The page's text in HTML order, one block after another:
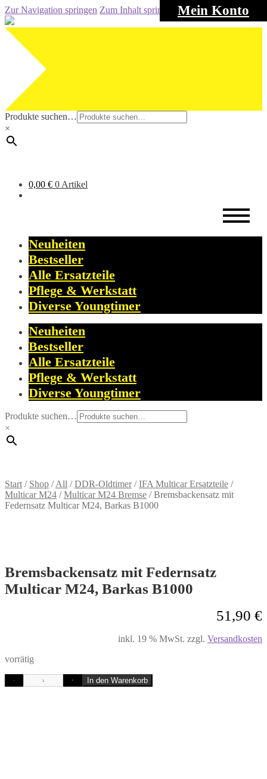
Mein Konto
Zur Navigation springen Zum Inhalt springen
Produkte suchen…
×
0,00 € 0 Artikel
Neuheiten
Bestseller
Alle Ersatzteile
Pflege & Werkstatt
Diverse Youngtimer
Neuheiten
Bestseller
Alle Ersatzteile
Pflege & Werkstatt
Diverse Youngtimer
Produkte suchen…
×
Start / Shop /All /DDR-Oldtimer/IFA Multicar Ersatzteile /
Multicar M24 /Multicar M24 Bremse /Bremsbackensatz mit
Federnsatz Multicar M24, Barkas B1000
Bremsbackensatz mit Federnsatz
Multicar M24, Barkas B1000
51,90 €
inkl. 19 % MwSt. zzgl. Versandkosten
vorrätig
- + In den Warenkorb